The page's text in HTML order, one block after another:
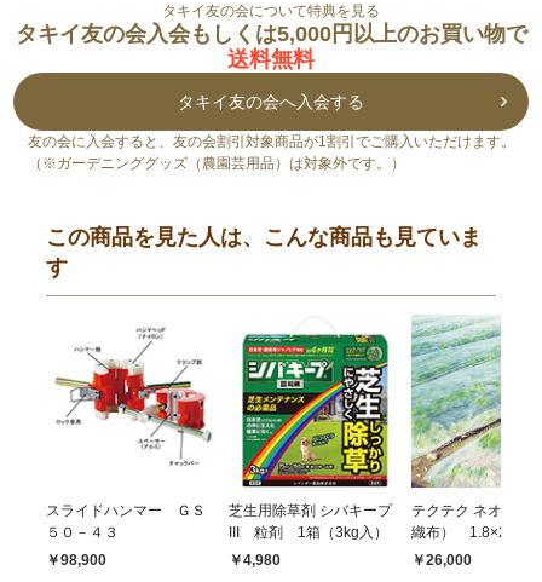
タキイ友の会について特典を見る
タキイ友の会入会もしくは5,000円以上のお買い物で
送料無料
タキイ友の会へ入会する
友の会に入会すると、友の会割引対象商品が1割引でご購入いただけます。
（※ガーデニンググッズ（農園芸用品）は対象外です。）
この商品を見た人は、こんな商品も見ていま
す
スライドハンマー ＧＳ
５０－４３
￥98,900
芝生用除草剤 シバキープ
III 粒剤 1箱（3kg入）
￥4,980
テクテク ネオ（長
織布） 1.8×200m
￥26,000